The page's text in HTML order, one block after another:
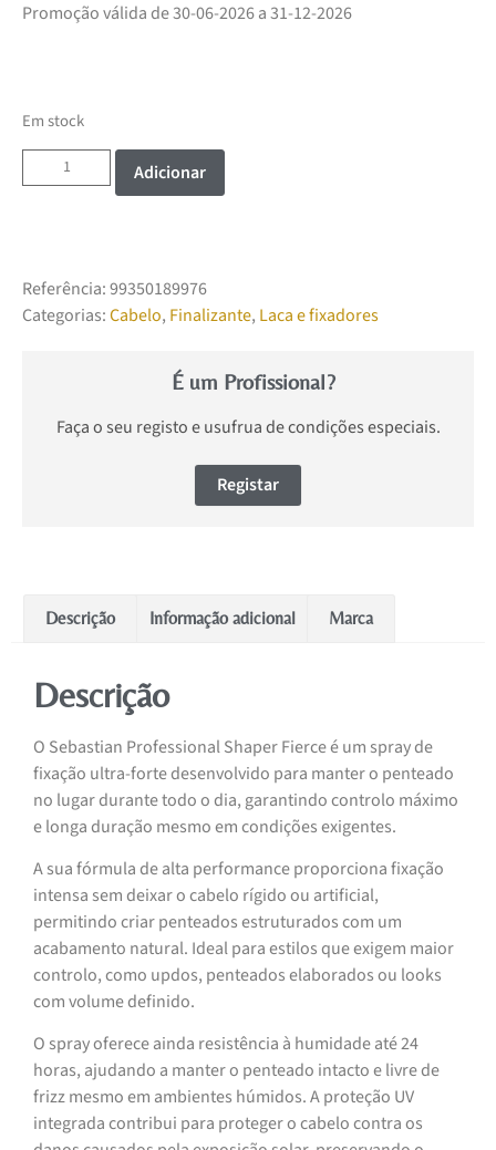
Promoção válida de 30-06-2026 a 31-12-2026
Em stock
Adicionar
Referência:99350189976
Categorias:Cabelo, Finalizante, Laca e fixadores
É um Profissional?
Faça o seu registo e usufrua de condições especiais.
Registar
Descrição Informação adicional Marca
Descrição
O Sebastian Professional Shaper Fierce é um spray de
fixação ultra-forte desenvolvido para manter o penteado
no lugar durante todo o dia, garantindo controlo máximo
e longa duração mesmo em condições exigentes.
A sua fórmula de alta performance proporciona fixação
intensa sem deixar o cabelo rígido ou artificial,
permitindo criar penteados estruturados com um
acabamento natural. Ideal para estilos que exigem maior
controlo, como updos, penteados elaborados ou looks
com volume definido.
O spray oferece ainda resistência à humidade até 24
horas, ajudando a manter o penteado intacto e livre de
frizz mesmo em ambientes húmidos. A proteção UV
integrada contribui para proteger o cabelo contra os